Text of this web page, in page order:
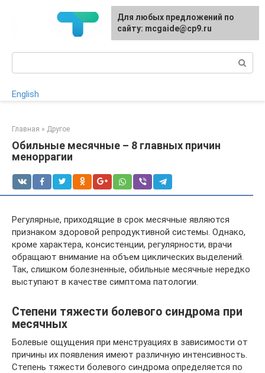
English
Главная » Другое
Обильные месячные – 8 главных причин
меноррагии
Регулярные, приходящие в срок месячные являются
признаком здоровой репродуктивной системы. Однако,
кроме характера, консистенции, регулярности, врачи
обращают внимание на объем циклических выделений.
Так, слишком болезненные, обильные месячные нередко
выступают в качестве симптома патологии.
Степени тяжести болевого синдрома при
месячных
Болевые ощущения при менструациях в зависимости от
причины их появления имеют различную интенсивность.
Степень тяжести болевого синдрома определяется по
Для любых предложений по
сайту: mcgaide@cp9.ru